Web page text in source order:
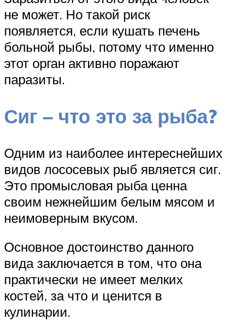
не может. Но такой риск
появляется, если кушать печень
больной рыбы, потому что именно
этот орган активно поражают
паразиты.
Сиг – что это за рыба?
Одним из наиболее интереснейших
видов лососевых рыб является сиг.
Это промысловая рыба ценна
своим нежнейшим белым мясом и
неимоверным вкусом.
Основное достоинство данного
вида заключается в том, что она
практически не имеет мелких
костей, за что и ценится в
кулинарии.